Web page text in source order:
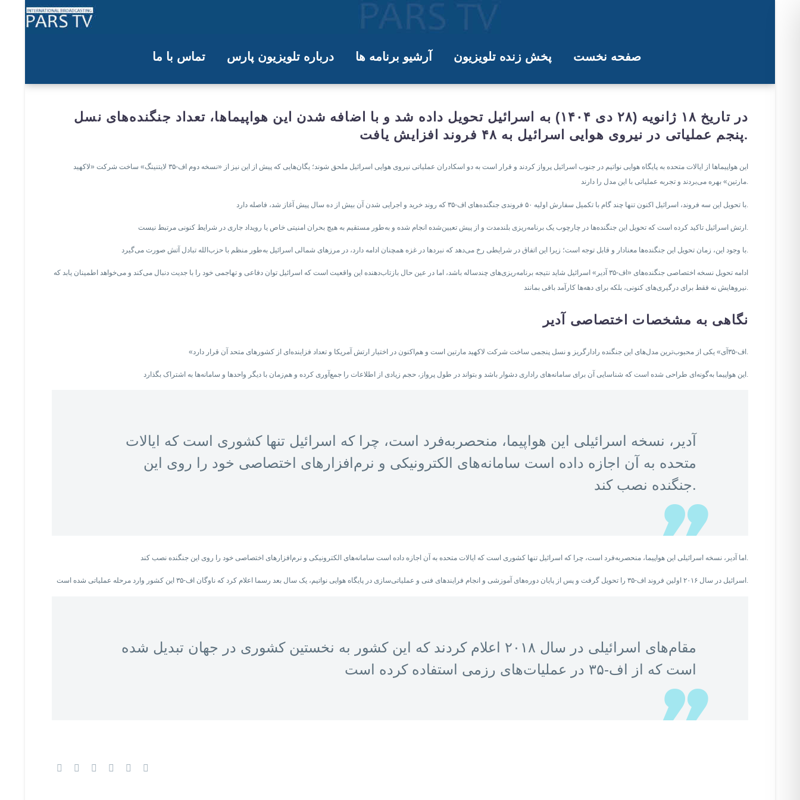
تماس با ما درباره تلویزیون پارس آرشیو برنامه ها پخش زنده تلویزیون صفحه نخست
تحویل جنگنده‌های اختصاصی اف-۳۵‌ به اسرائیل همزمان با تنش با ایران؛ از آدیر چه می‌دانیم؟
در تاریخ ۱۸ ژانویه (۲۸ دی ۱۴۰۴) به اسرائیل تحویل داده شد و با اضافه شدن این هواپیماها، تعداد جنگنده‌های نسل
پنجم عملیاتی در نیروی هوایی اسرائیل به ۴۸ فروند افزایش یافت.
این هواپیماها از ایالات متحده به پایگاه هوایی نواتیم در جنوب اسرائیل پرواز کردند و قرار است به دو اسکادران عملیاتی نیروی هوایی اسرائیل ملحق شوند؛ یگان‌هایی که پیش از این نیز از «نسخه دوم اف-۳۵ لایتنینگ» ساخت شرکت «لاکهید
مارتین» بهره می‌بردند و تجربه عملیاتی با این مدل را دارند.
با وجود این، زمان تحویل این جنگنده‌ها معنادار و قابل توجه است؛ زیرا این اتفاق در شرایطی رخ می‌دهد که نبردها در غزه همچنان ادامه دارد، در مرزهای شمالی اسرائیل به‌طور منظم با حزب‌الله تبادل آتش صورت می‌گیرد.
ادامه تحویل نسخه اختصاصی جنگنده‌های «اف-۳۵ آدیر» اسرائیل شاید نتیجه برنامه‌ریزی‌های چندساله باشد، اما در عین حال بازتاب‌دهنده این واقعیت است که اسرائیل توان دفاعی و تهاجمی خود را با جدیت دنبال می‌کند و می‌خواهد اطمینان ‌یابد که
نیروهایش نه فقط برای درگیری‌های کنونی، بلکه برای دهه‌ها کارآمد باقی بمانند.
نگاهی به مشخصات اختصاصی آدیر
«اف-۳۵آی» یکی از محبوب‌ترین مدل‌های این جنگنده رادارگریز و نسل پنجمی ساخت شرکت لاکهید مارتین است و هم‌اکنون در اختیار ارتش آمریکا و تعداد فزاینده‌ای از کشورهای متحد آن قرار دارد.
این هواپیما به‌گونه‌ای طراحی شده است که شناسایی آن برای سامانه‌های راداری دشوار باشد و بتواند در طول پرواز، حجم زیادی از اطلاعات را جمع‌آوری کرده و هم‌زمان با دیگر واحدها و سامانه‌ها به اشتراک بگذارد.
آدیر، نسخه اسرائیلی این هواپیما، منحصربه‌فرد است، چرا که اسرائیل تنها کشوری است که ایالات
متحده به آن اجازه داده است سامانه‌های الکترونیکی و نرم‌افزارهای اختصاصی خود را روی این
جنگنده نصب کند.
اما آدیر، نسخه اسرائیلی این هواپیما، منحصربه‌فرد است، چرا که اسرائیل تنها کشوری است که ایالات متحده به آن اجازه داده است سامانه‌های الکترونیکی و نرم‌افزارهای اختصاصی خود را روی این جنگنده نصب کند.
اسرائیل در سال ۲۰۱۶ اولین فروند اف-۳۵ را تحویل گرفت و پس از پایان دوره‌های آموزشی و انجام فرایندهای فنی و عملیاتی‌سازی در پایگاه هوایی نواتیم، یک سال بعد رسما اعلام کرد که ناوگان اف-۳۵ این کشور وارد مرحله عملیاتی شده است.
مقام‌های اسرائیلی در سال ۲۰۱۸ اعلام کردند که این کشور به نخستین کشوری در جهان تبدیل شده
است که از اف-۳۵ در عملیات‌های رزمی استفاده کرده است